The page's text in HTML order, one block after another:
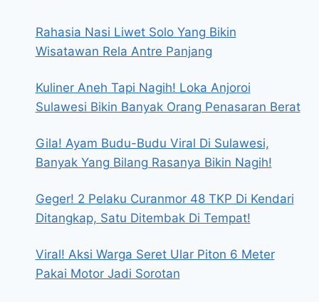
Rahasia Nasi Liwet Solo Yang Bikin
Wisatawan Rela Antre Panjang
Kuliner Aneh Tapi Nagih! Loka Anjoroi
Sulawesi Bikin Banyak Orang Penasaran Berat
Gila! Ayam Budu-Budu Viral Di Sulawesi,
Banyak Yang Bilang Rasanya Bikin Nagih!
Geger! 2 Pelaku Curanmor 48 TKP Di Kendari
Ditangkap, Satu Ditembak Di Tempat!
Viral! Aksi Warga Seret Ular Piton 6 Meter
Pakai Motor Jadi Sorotan